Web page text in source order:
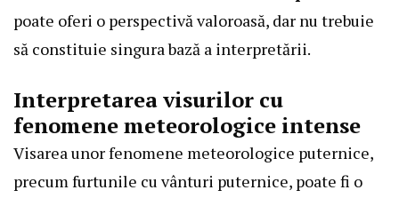
poate oferi o perspectivă valoroasă, dar nu trebuie
să constituie singura bază a interpretării.
Interpretarea visurilor cu
fenomene meteorologice intense
Visarea unor fenomene meteorologice puternice,
precum furtunile cu vânturi puternice, poate fi o